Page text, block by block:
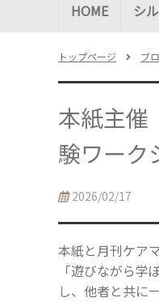
HOME シ
トップページ ブ
本紙主
験ワーク
2026/02/17
本紙と月刊ケア
「遊びながら
し、他者と共に